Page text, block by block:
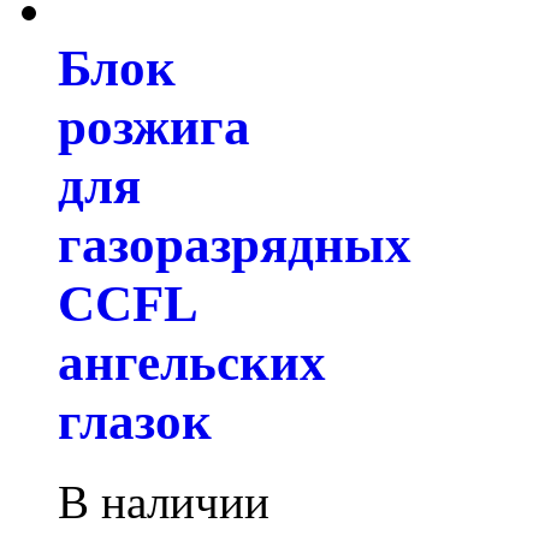
Блок
розжига
для
газоразрядных
CCFL
ангельских
глазок
В наличии